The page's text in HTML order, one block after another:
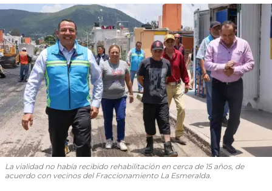
La vialidad no había recibido rehabilitación en cerca de 15 años, de
acuerdo con vecinos del Fraccionamiento La Esmeralda.